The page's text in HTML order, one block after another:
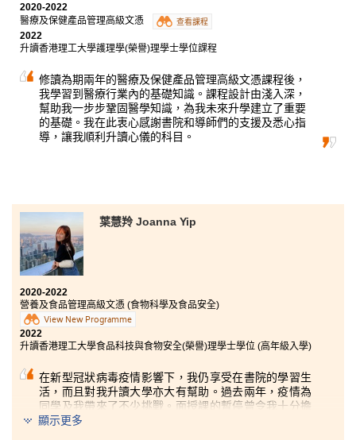
2020-2022
醫療及保健產品管理高級文憑
查看課程
2022
升讀香港理工大學護理學(榮譽)理學士學位課程
修讀為期兩年的醫療及保健產品管理高級文憑課程後，
我學習到醫療行業內的基礎知識。課程設計由淺入深，
幫助我一步步鞏固醫學知識，為我未來升學建立了重要
的基礎。我在此衷心感謝書院和導師們的支援及悉心指
導，讓我順利升讀心儀的科目。
葉慧羚 Joanna Yip
2020-2022
營養及食品管理高級文憑 (食物科學及食品安全)
View New Programme
2022
升讀香港理工大學食品科技與食物安全(榮譽)理學士學位 (高年級入學)
在新型冠狀病毒疫情影響下，我仍享受在書院的學習生
活，而且對我升讀大學亦大有幫助。過去兩年，疫情為
同學及我帶來了不少挑戰。面授課的暫停曾令我十分擔
心自己的學業，然而書院實踐了一系列彈性授課模式，
顯示更多